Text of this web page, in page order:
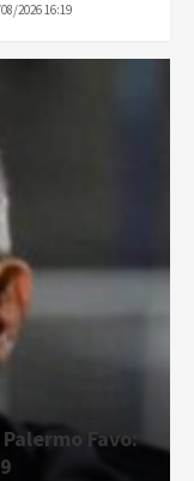
2026 16:19
Favo: